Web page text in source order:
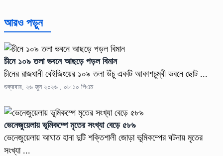
আরও পড়ুন
চীনে ১০৯ তলা ভবনে আছড়ে পড়ল বিমান
চীনের রাজধানী বেইজিংয়ের ১০৯ তলা উঁচু একটি আকাশচুম্বী ভবনে ছোট ...
শুক্রবার, ২৬ জুন ২০২৬ , ০৮:১০ পিএম
ভেনেজুয়েলায় ভূমিকম্পে মৃতের সংখ্যা বেড়ে ৫৮৯
ভেনেজুয়েলায় আঘাত হানা দুটি শক্তিশালী জোড়া ভূমিকম্পের ঘটনায় মৃতের
সংখ্যা ...